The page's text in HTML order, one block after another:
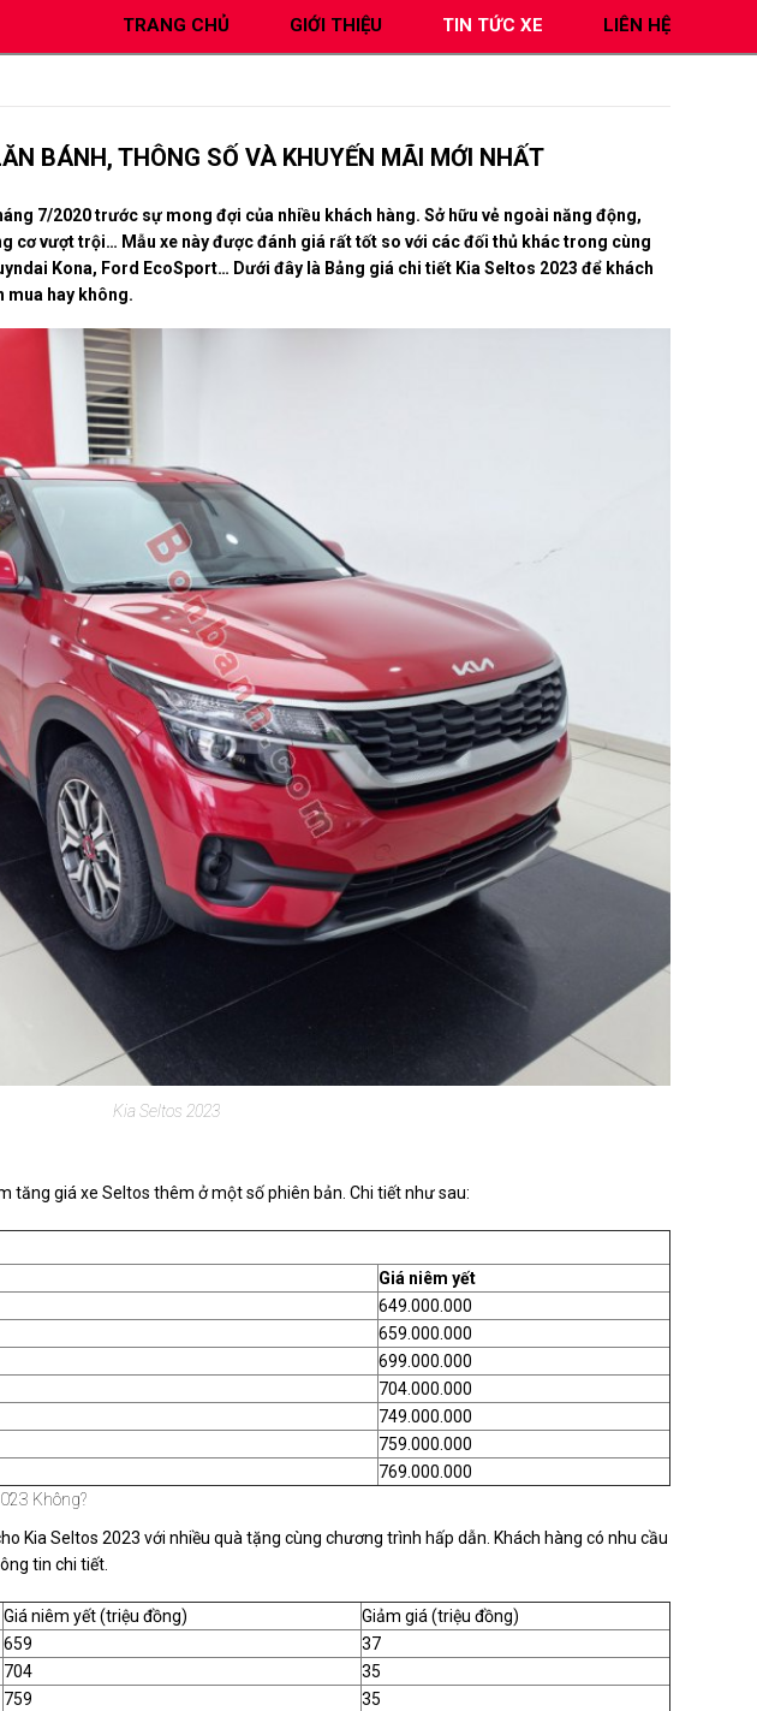
TRANG CHỦ GIỚI THIỆU TIN TỨC XE LIÊN HỆ
BÁNH, THÔNG SỐ VÀ KHUYẾN MÃI MỚI NHẤT
7/2020 trước sự mong đợi của nhiều khách hàng. Sở hữu vẻ ngoài năng động,
cơ vượt trội… Mẫu xe này được đánh giá rất tốt so với các đối thủ khác trong cùng
Kona, Ford EcoSport… Dưới đây là Bảng giá chi tiết Kia Seltos 2023 để khách
mua hay không.
Kia Seltos 2023
giá xe Seltos thêm ở một số phiên bản. Chi tiết như sau:
Giá niêm yết
649.000.000
659.000.000
699.000.000
704.000.000
749.000.000
759.000.000
769.000.000
Không?
Kia Seltos 2023 với nhiều quà tặng cùng chương trình hấp dẫn. Khách hàng có nhu cầu
tin chi tiết.
Giá niêm yết (triệu đồng)
Giảm giá (triệu đồng)
659
37
704
35
759
35